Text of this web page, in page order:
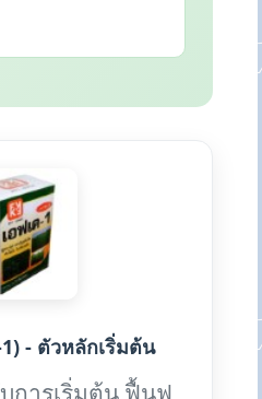
1) - ตัวหลักเริ่มต้น
การเริ่มต้น ฟื้นฟู